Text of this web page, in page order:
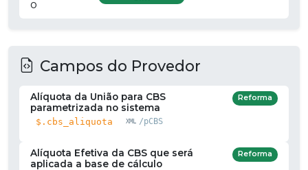
o
Campos do Provedor
Alíquota da União para CBS
parametrizada no sistema
$.cbs_aliquota /pCBS
Reforma
Alíquota Efetiva da CBS que será
aplicada a base de cálculo
Reforma